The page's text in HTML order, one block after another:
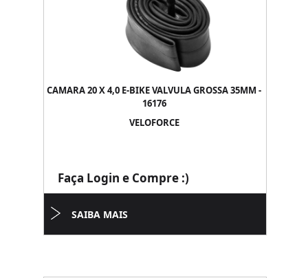
CAMARA 20 X 4,0 E-BIKE VALVULA GROSSA 35MM -
16176
VELOFORCE
Faça Login e Compre :)
SAIBA MAIS